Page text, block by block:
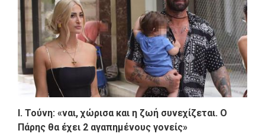
Ι. Τούνη: «ναι, χώρισα και η ζωή συνεχίζεται. Ο
Πάρης θα έχει 2 αγαπημένους γονείς»